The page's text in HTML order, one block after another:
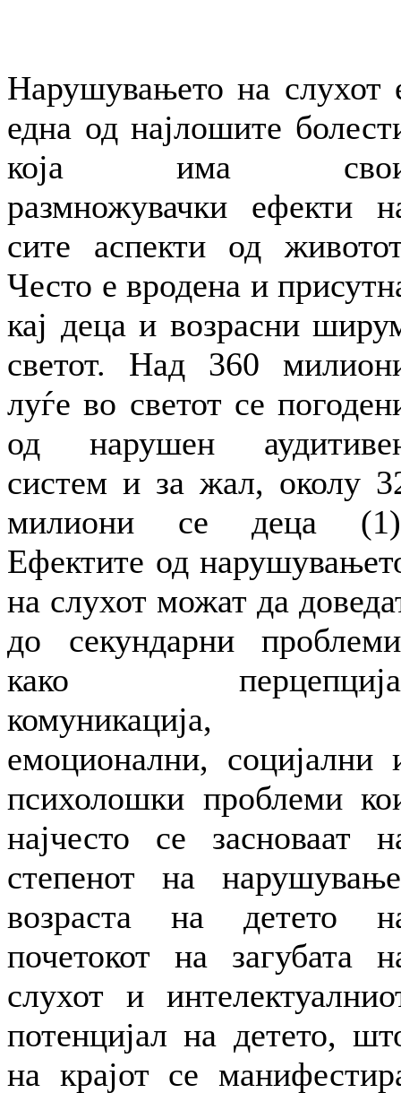
Нарушувањето на слухот
една од најлошите
која има
размножувачки ефекти
сите аспекти од
Често е вродена и
кај деца и возрасни
светот. Над 360
луѓе во светот се
од нарушен
систем и за жал, околу
милиони се деца
Ефектите од
на слухот можат да
до секундарни
како
комуникација,
емоционални, социјални
психолошки проблеми
најчесто се засноваат
степенот на
возраста на детето
почетокот на загубата
слухот и
потенцијал на детето,
на крајот се